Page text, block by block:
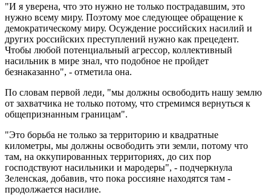
"И я уверена, что это нужно не только пострадавшим, это
нужно всему миру. Поэтому мое следующее обращение к
демократическому миру. Осуждение российских насилий и
других российских преступлений нужно как прецедент.
Чтобы любой потенциальный агрессор, коллективный
насильник в мире знал, что подобное не пройдет
безнаказанно", - отметила она.
По словам первой леди, "мы должны освободить нашу землю
от захватчика не только потому, что стремимся вернуться к
общепризнанным границам".
"Это борьба не только за территорию и квадратные
километры, мы должны освободить эти земли, потому что
там, на оккупированных территориях, до сих пор
господствуют насильники и мародеры", - подчеркнула
Зеленская, добавив, что пока россияне находятся там -
продолжается насилие.